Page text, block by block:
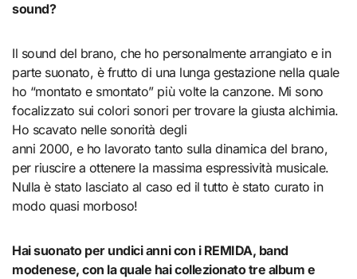
sound?
Il sound del brano, che ho personalmente arrangiato e in
parte suonato, è frutto di una lunga gestazione nella quale
ho “montato e smontato” più volte la canzone. Mi sono
focalizzato sui colori sonori per trovare la giusta alchimia.
Ho scavato nelle sonorità degli
anni 2000, e ho lavorato tanto sulla dinamica del brano,
per riuscire a ottenere la massima espressività musicale.
Nulla è stato lasciato al caso ed il tutto è stato curato in
modo quasi morboso!
Hai suonato per undici anni con i REMIDA, band
modenese, con la quale hai collezionato tre album e